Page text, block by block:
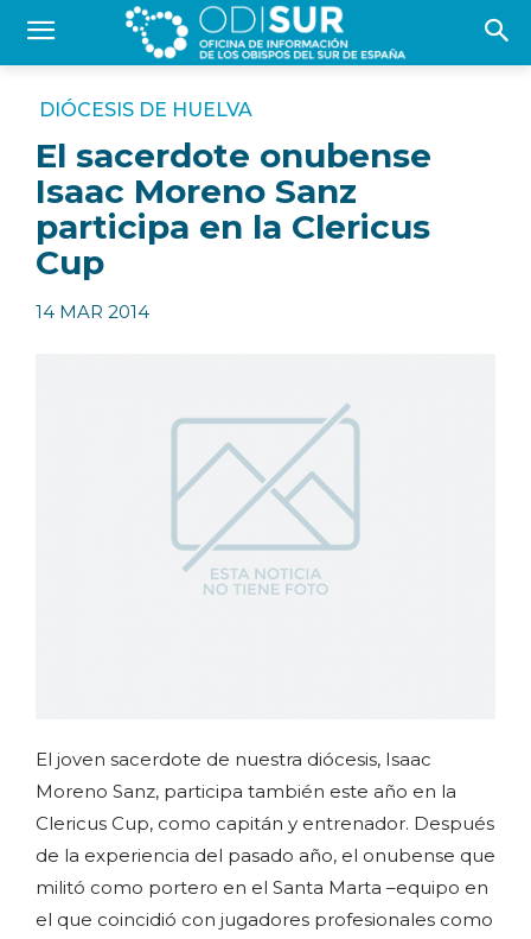
DIÓCESIS DE HUELVA
El sacerdote onubense
Isaac Moreno Sanz
participa en la Clericus
Cup
14 MAR 2014
El joven sacerdote de nuestra diócesis, Isaac
Moreno Sanz, participa también este año en la
Clericus Cup, como capitán y entrenador. Después
de la experiencia del pasado año, el onubense que
militó como portero en el Santa Marta –equipo en
el que coincidió con jugadores profesionales como